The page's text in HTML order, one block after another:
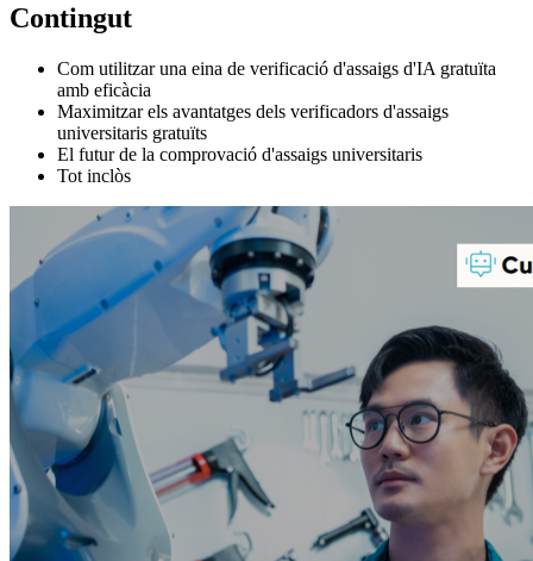
Contingut
Com utilitzar una eina de verificació d'assaigs d'IA gratuïta
amb eficàcia
Maximitzar els avantatges dels verificadors d'assaigs
universitaris gratuïts
El futur de la comprovació d'assaigs universitaris
Tot inclòs